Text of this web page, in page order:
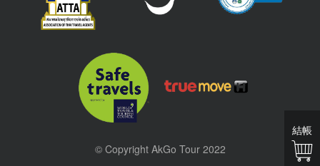
結帳
© Copyright AkGo Tour 2022